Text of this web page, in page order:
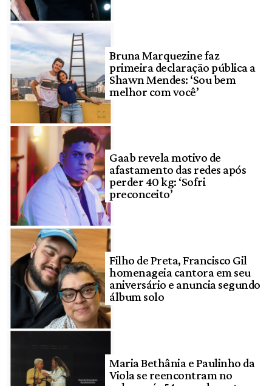
Bruna Marquezine faz
primeira declaração pública a
Shawn Mendes: ‘Sou bem
melhor com você’
Gaab revela motivo de
afastamento das redes após
perder 40 kg: ‘Sofri
preconceito’
Filho de Preta, Francisco Gil
homenageia cantora em seu
aniversário e anuncia segundo
álbum solo
Maria Bethânia e Paulinho da
Viola se reencontram no